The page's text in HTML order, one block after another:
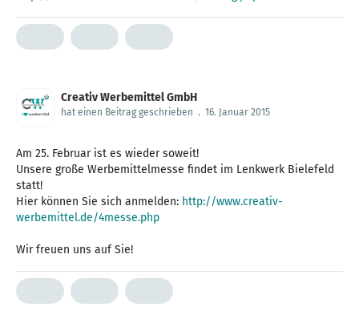
Creativ Werbemittel GmbH
hat einen Beitrag geschrieben . 16. Januar 2015
Am 25. Februar ist es wieder soweit!
Unsere große Werbemittelmesse findet im Lenkwerk Bielefeld
statt!
Hier können Sie sich anmelden: http://www.creativ-
werbemittel.de/4messe.php
Wir freuen uns auf Sie!